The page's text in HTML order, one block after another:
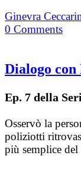
Ginevra
0 Comments
Dialogo con
Ep. 7 della
Osservò la
poliziotti
più semplice